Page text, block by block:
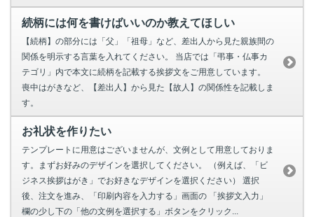
続柄には何を書けばいいのか教えてほしい
【続柄】の部分には「父」「祖母」など、差出人から見た親族間の
関係を明示する言葉を入れてください。 当店では「弔事・仏事カ
テゴリ」内で本文に続柄を記載する挨拶文をご用意しています。
喪中はがきなど、【差出人】から見た【故人】の関係性を記載しま
す。
お礼状を作りたい
テンプレートに用意はございませんが、文例として用意しておりま
す。まずお好みのデザインを選択してください。 （例えば、「ビ
ジネス挨拶はがき」でお好きなデザインを選択ください） 選択
後、注文を進み、「印刷内容を入力する」画面の 「挨拶文入力」
欄の少し下の「他の文例を選択する」ボタンをクリック...